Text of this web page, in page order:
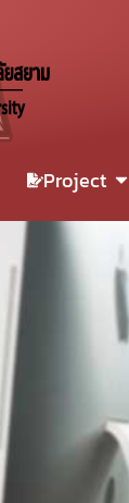
Project